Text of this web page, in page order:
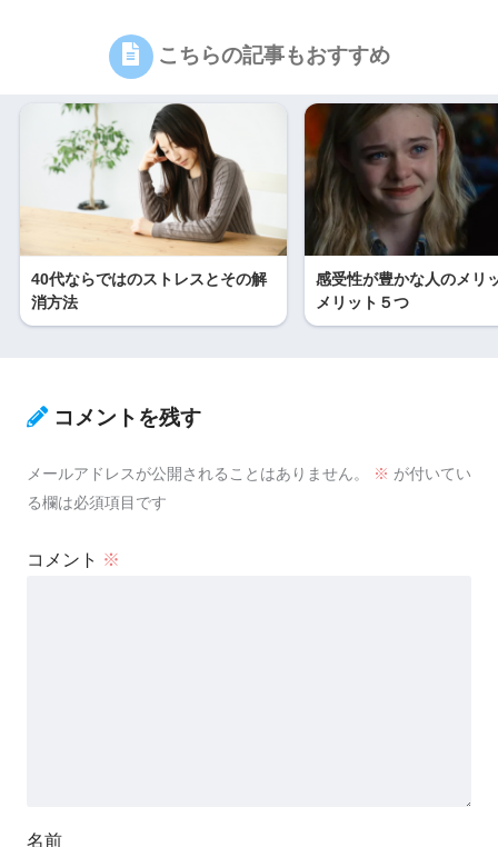
こちらの記事もおすすめ
40代ならではのストレスとその解
消方法
感受性が豊かな人のメリ
メリット５つ
コメントを残す
メールアドレスが公開されることはありません。 ※ が付いてい
る欄は必須項目です
コメント ※
名前